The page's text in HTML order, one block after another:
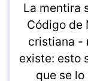
La mentira
Código de
cristiana -
existe: esto
que se